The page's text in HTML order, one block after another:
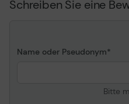
Schreiben Sie eine
Name oder Pseudonym
Bitte